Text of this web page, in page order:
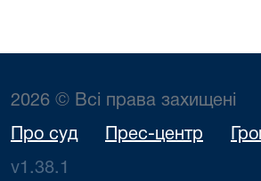
2026 © Всі права захищені
Про суд Прес-центр
v1.38.1